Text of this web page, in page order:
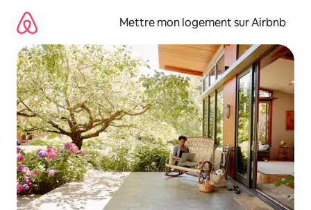
directement
contenu
Mettre mon logement sur Airbnb